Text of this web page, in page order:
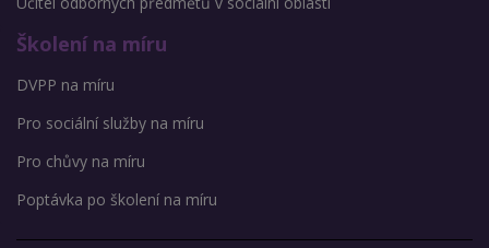
Školení na míru
DVPP na míru
Pro sociální služby na míru
Pro chůvy na míru
Poptávka po školení na míru